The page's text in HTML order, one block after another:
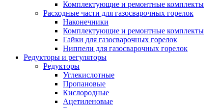
Комплектующие и ремонтные комплекты
Расходные части для газосварочных горелок
Наконечники
Комплектующие и ремонтные комплекты
Гайки для газосварочных горелок
Ниппели для газосварочных горелок
Редукторы и регуляторы
Редукторы
Углекислотные
Пропановые
Кислородные
Ацетиленовые